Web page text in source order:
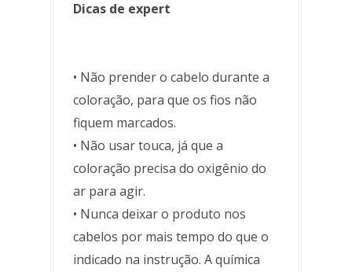
Dicas de expert
• Não prender o cabelo durante a
coloração, para que os fios não
fiquem marcados.
• Não usar touca, já que a
coloração precisa do oxigênio do
ar para agir.
• Nunca deixar o produto nos
cabelos por mais tempo do que o
indicado na instrução. A química